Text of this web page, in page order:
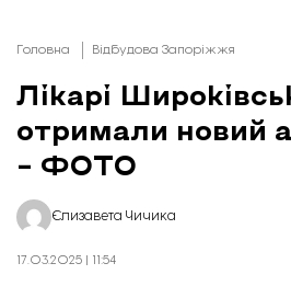
Головна Відбудова Запоріжжя
Лікарі
отримали новий
– ФОТО
Єлизавета Чичика
17.03.2025 | 11:54